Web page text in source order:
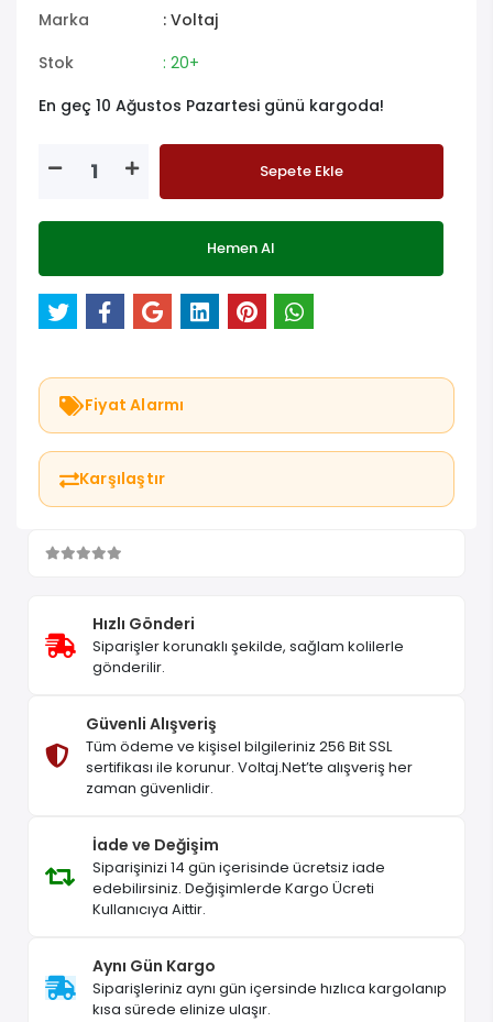
Marka
: Voltaj
Stok
: 20+
En geç 10 Ağustos Pazartesi günü kargoda!
Sepete Ekle
Hemen Al
Fiyat Alarmı
Karşılaştır
Hızlı Gönderi
Siparişler korunaklı şekilde, sağlam kolilerle
gönderilir.
Güvenli Alışveriş
Tüm ödeme ve kişisel bilgileriniz 256 Bit SSL
sertifikası ile korunur. Voltaj.Net’te alışveriş her
zaman güvenlidir.
İade ve Değişim
Siparişinizi 14 gün içerisinde ücretsiz iade
edebilirsiniz. Değişimlerde Kargo Ücreti
Kullanıcıya Aittir.
Aynı Gün Kargo
Siparişleriniz aynı gün içersinde hızlıca kargolanıp
kısa sürede elinize ulaşır.